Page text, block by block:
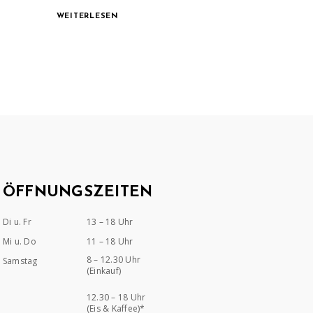
WEITERLESEN
ÖFFNUNGSZEITEN
Di u. Fr
13 – 18 Uhr
Mi u. Do
11 – 18 Uhr
Samstag
8 – 12.30 Uhr
(Einkauf)
12.30 – 18 Uhr
(Eis & Kaffee)*